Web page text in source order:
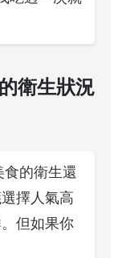
衛生狀況
的衛生還
擇人氣高
但如果你